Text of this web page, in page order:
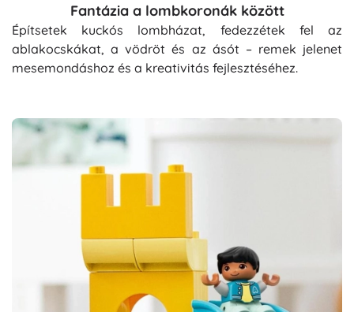
Fantázia a lombkoronák között
Építsetek kuckós lombházat, fedezzétek fel az
ablakocskákat, a vödröt és az ásót – remek jelenet
mesemondáshoz és a kreativitás fejlesztéséhez.